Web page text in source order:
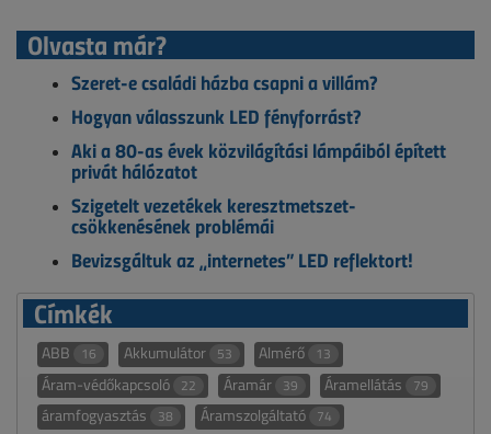
Olvasta már?
Szeret-e családi házba csapni a villám?
Hogyan válasszunk LED fényforrást?
Aki a 80-as évek közvilágítási lámpáiból épített
privát hálózatot
Szigetelt vezetékek keresztmetszet-
csökkenésének problémái
Bevizsgáltuk az „internetes” LED reflektort!
Címkék
ABB 16 Akkumulátor 53 Almérő 13
Áram-védőkapcsoló 22 Áramár 39 Áramellátás 79
áramfogyasztás 38 Áramszolgáltató 74